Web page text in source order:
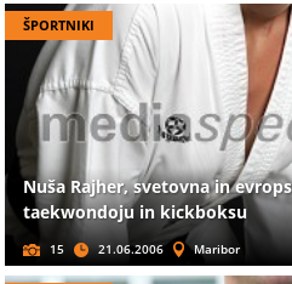
ŠPORTNIKI
Nuša Rajher, svetovna in
taekwondoju in kickboksu
15 21.06.2006 Maribor